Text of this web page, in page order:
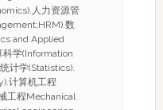
人力资源管
数
and Applied
学(Information
计学(Statistics).
计算机工程
工程Mechanical